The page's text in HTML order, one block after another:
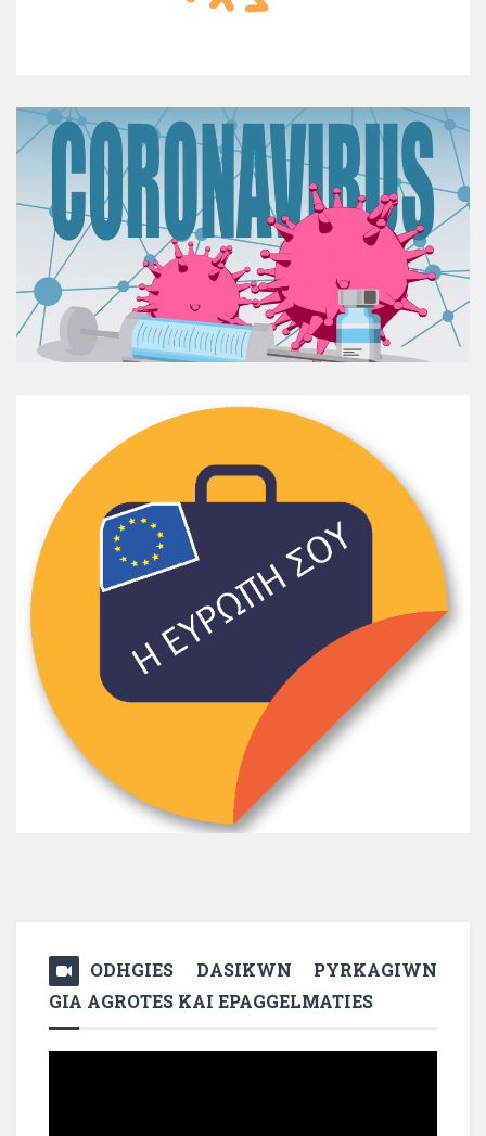
ODHGIES DASIKWN PYRKAGIWN
GIA AGROTES KAI EPAGGELMATIES